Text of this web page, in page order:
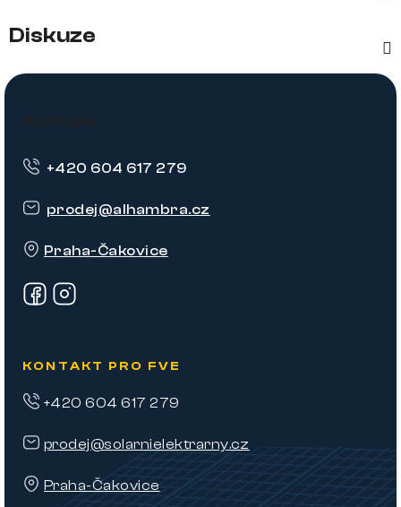
Diskuze
Z
Kontakt
prodej@alhambra.cz
Praha-Čakovice
+420 604 617 279
KONTAKT PRO FVE
prodej@solarnielektrarny.cz
Praha-Čakovice
+420 604 617 279